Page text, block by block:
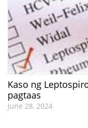
Kaso ng
pagtaas
June 28, 2024